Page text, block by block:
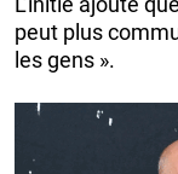
peut plus
les gens ».